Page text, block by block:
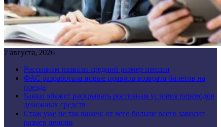
7 августа, 2026
Россиянам назвали средний размер пенсии
ФАС разработала новые правила возврата билетов на
поезда
Банки обяжут раскрывать россиянам условия переводов
денежных средств
Стаж уже не так важен: от чего больше всего зависит
размер пенсии